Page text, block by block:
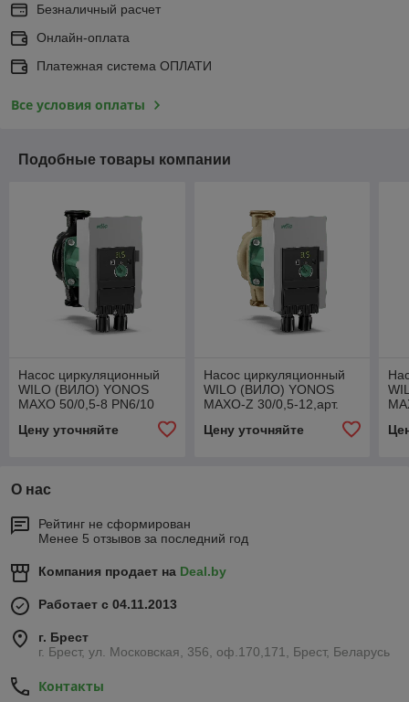
Безналичный расчет
Онлайн-оплата
Платежная система ОПЛАТИ
Все условия оплаты
Подобные товары компании
Насос циркуляционный
WILO (ВИЛО) YONOS
MAXO 50/0,5-8 PN6/10
Цену уточняйте
Насос циркуляционный
WILO (ВИЛО) YONOS
MAXO-Z 30/0,5-12,арт.
Цену уточняйте
О нас
Рейтинг не сформирован
Менее 5 отзывов за последний год
Компания продает на Deal.by
Работает с 04.11.2013
г. Брест
г. Брест, ул. Московская, 356, оф.170,171, Брест, Беларусь
Контакты